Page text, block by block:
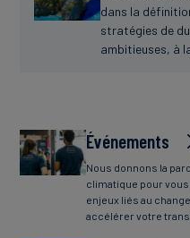
dans la
stratégies de
ambitieuses, à
Événements
Nous donnons la
climatique pour
enjeux liés au
accélérer votre